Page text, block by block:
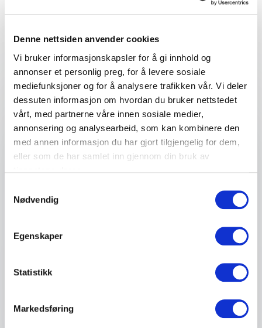
Denne nettsiden anvender cookies
Vi bruker informasjonskapsler for å gi innhold og
annonser et personlig preg, for å levere sosiale
mediefunksjoner og for å analysere trafikken vår. Vi deler
dessuten informasjon om hvordan du bruker nettstedet
vårt, med partnerne våre innen sosiale medier,
annonsering og analysearbeid, som kan kombinere den
med annen informasjon du har gjort tilgjengelig for dem,
eller som de har samlet inn gjennom din bruk av
Nødvendig
Egenskaper
Statistikk
Markedsføring
Fyll ut kontaktskjemaet – vi tar kontakt med deg
*
Email*
Telefon